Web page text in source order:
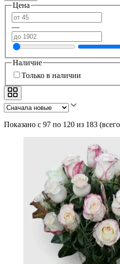
Цена
—
Наличие
Только в наличии
Показано с 97 по 120 из 183 (